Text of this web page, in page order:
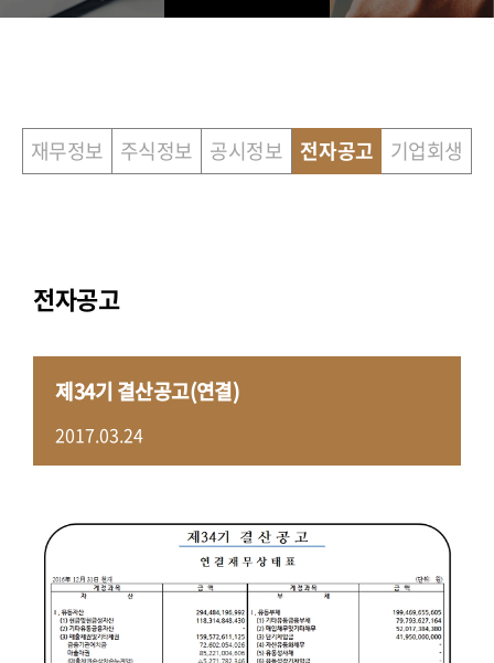
재무정보 주식정보 공시정보 전자공고 기업회생
전자공고
제34기 결산공고(연결)
2017.03.24